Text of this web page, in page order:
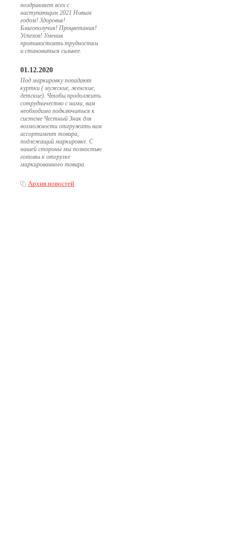
поздравляет всех с
наступающим 2021 Новым
годом! Здоровья!
Благополучия! Процветания!
Успехов! Умения
противостоять трудностям
и становиться сильнее.
01.12.2020
Под маркировку попадают
куртки ( мужские, женские,
детские). Чтобы продолжить
сотрудничество с нами, вам
необходимо подключиться к
системе Честный Знак для
возможности отгружать вам
ассортимент товара,
подлежащий маркировке. С
нашей стороны мы полностью
готовы к отгрузке
маркированного товара.
Архив новостей